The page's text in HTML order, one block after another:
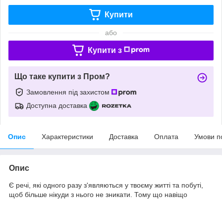
Купити
або
Купити з
Що таке купити з Пром?
Замовлення під захистом
Доступна доставка
Опис Характеристики Доставка Оплата Умови
Опис
Є речі, які одного разу з'являються у твоєму житті та побуті,
щоб більше нікуди з нього не зникати. Тому що навіщо